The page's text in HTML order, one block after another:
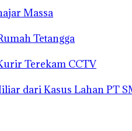
Massa
Tetangga
Terekam CCTV
dari Kasus Lahan PT